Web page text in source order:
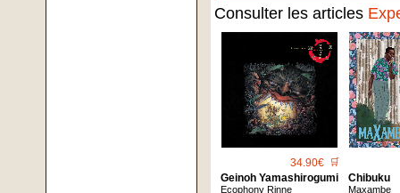
Consulter les articles
34.90€ 🛒
Geinoh Yamashirogumi
Ecophony Rinne
Chibuku
Maxambe